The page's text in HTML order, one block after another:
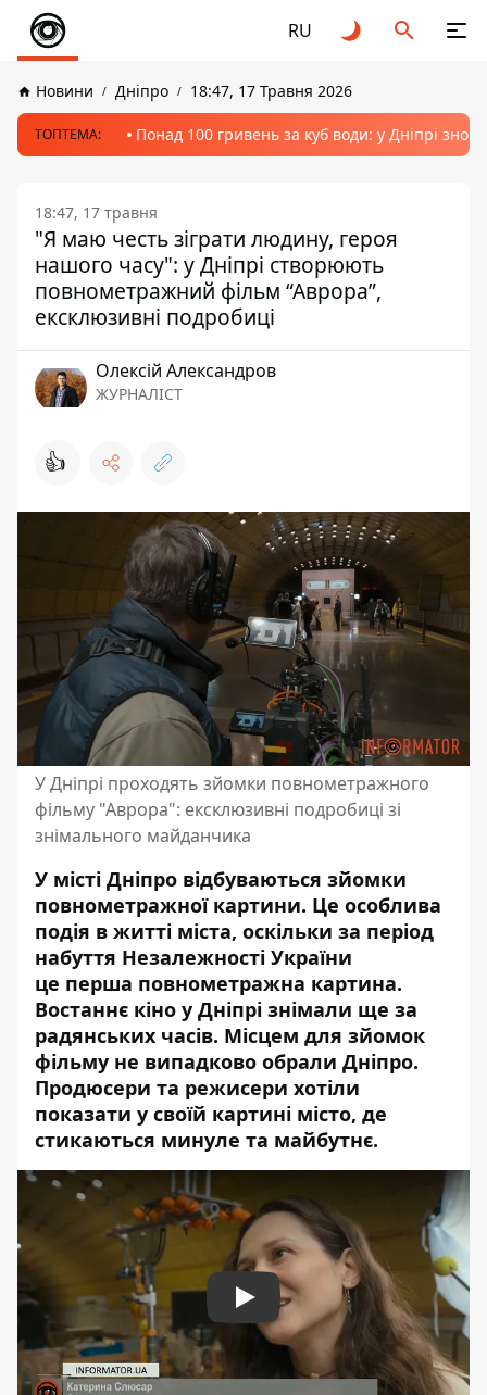
RU
Новини Дніпро 18:47, 17 Травня 2026
ТОПТЕМА: Понад 100 гривень за куб води: у Дніпрі
18:47, 17 травня
"Я маю честь зіграти людину, героя
нашого часу": у Дніпрі створюють
повнометражний фільм “Аврора”,
ексклюзивні подробиці
Олексій Александров
ЖУРНАЛІСТ
👍
У Дніпрі проходять зйомки повнометражного
фільму "Аврора": ексклюзивні подробиці зі
знімального майданчика
У місті Дніпро відбуваються зйомки
повнометражної картини. Це особлива
подія в житті міста, оскільки за період
набуття Незалежності України
це перша повнометражна картина.
Востаннє кіно у Дніпрі знімали ще за
радянських часів. Місцем для зйомок
фільму не випадково обрали Дніпро.
Продюсери та режисери хотіли
показати у своїй картині місто, де
стикаються минуле та майбутнє.
Play